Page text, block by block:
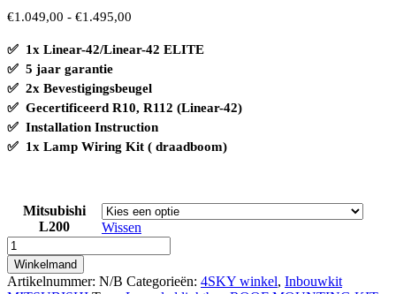
€1.049,00 - €1.495,00
tot
✅ 1x Linear-42/Linear-42 ELITE
✅ 5 jaar garantie
✅ 2x Bevestigingsbeugel
✅ Gecertificeerd R10, R112 (Linear-42)
✅ Installation Instruction
✅ 1x Lamp Wiring Kit ( draadboom)
Mitsubishi
L200
Wissen
MITSUBISHI
L200
ROOF
MOUNTING
Winkelmand
Artikelnummer: N/B Categorieën: 4SKY winkel, Inbouwkit